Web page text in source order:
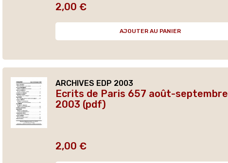
Prix
2,00 €
AJOUTER AU PANIER
ARCHIVES EDP 2003
Ecrits de Paris 657 août-septembre
2003 (pdf)
Prix
2,00 €